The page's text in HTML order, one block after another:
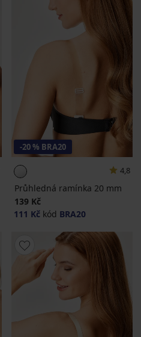
-20 % BRA20
4,8
Průhledná ramínka 20 mm
139 Kč
111 Kč kód BRA20